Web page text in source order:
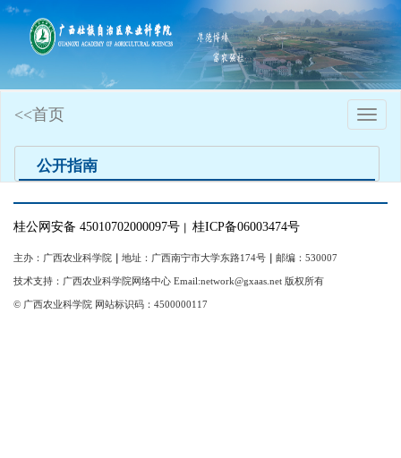
Toggle
<<首页
公开指南
桂公网安备 45010702000097号 ｜ 桂ICP备06003474号
主办：广西农业科学院 ｜ 地址：广西南宁市大学东路174号 ｜ 邮编：530007
技术支持：广西农业科学院网络中心 Email:network@gxaas.net 版权所有
© 广西农业科学院 网站标识码：4500000117